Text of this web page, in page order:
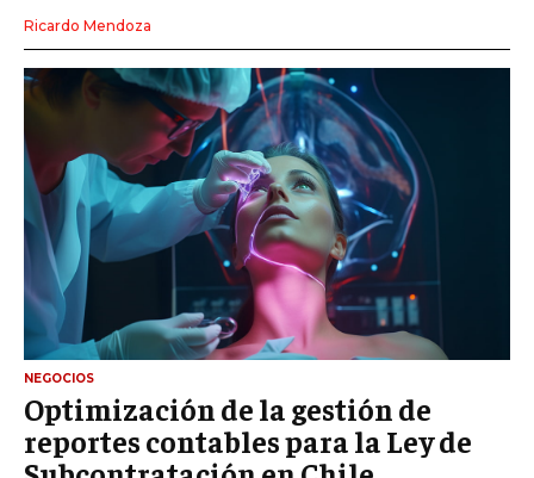
Ricardo Mendoza
NEGOCIOS
Optimización de la gestión de
reportes contables para la Ley de